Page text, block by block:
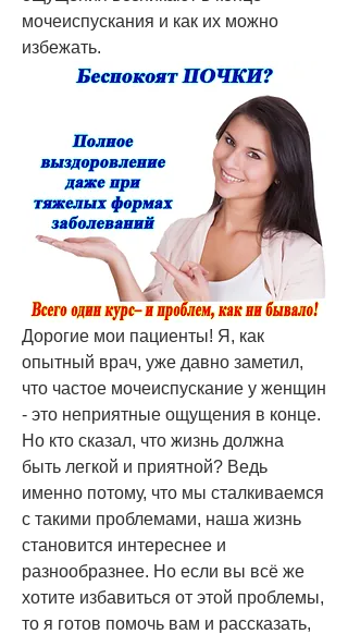
мочеиспускания и как их можно
избежать.
Дорогие мои пациенты! Я, как
опытный врач, уже давно заметил,
что частое мочеиспускание у женщин
- это неприятные ощущения в конце.
Но кто сказал, что жизнь должна
быть легкой и приятной? Ведь
именно потому, что мы сталкиваемся
с такими проблемами, наша жизнь
становится интереснее и
разнообразнее. Но если вы всё же
хотите избавиться от этой проблемы,
то я готов помочь вам и рассказать,